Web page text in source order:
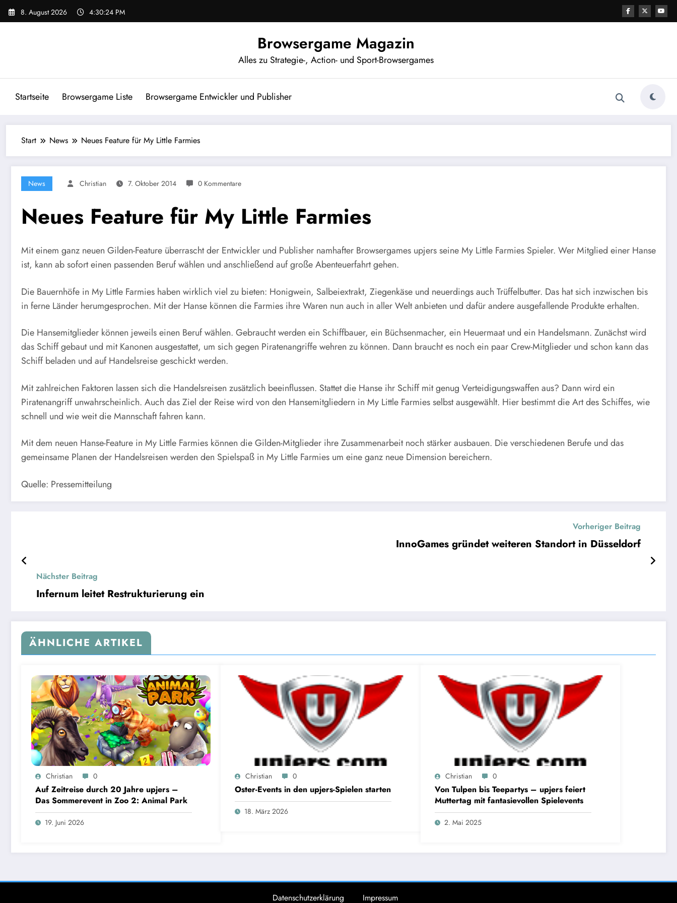
Zum
Inhalt
8. August 2026 4:30:24 PM
Browsergame Magazin
Alles zu Strategie-, Action- und Sport-Browsergames
Startseite Browsergame Liste Browsergame Entwickler und Publisher
Start News Neues Feature für My Little Farmies
News Christian 7. Oktober 2014 0 Kommentare
Neues Feature für My Little Farmies
Mit einem ganz neuen Gilden-Feature überrascht der Entwickler und Publisher namhafter Browsergames upjers seine My Little Farmies Spieler. Wer Mitglied einer Hanse
ist, kann ab sofort einen passenden Beruf wählen und anschließend auf große Abenteuerfahrt gehen.
Die Bauernhöfe in My Little Farmies haben wirklich viel zu bieten: Honigwein, Salbeiextrakt, Ziegenkäse und neuerdings auch Trüffelbutter. Das hat sich inzwischen bis
in ferne Länder herumgesprochen. Mit der Hanse können die Farmies ihre Waren nun auch in aller Welt anbieten und dafür andere ausgefallende Produkte erhalten.
Die Hansemitglieder können jeweils einen Beruf wählen. Gebraucht werden ein Schiffbauer, ein Büchsenmacher, ein Heuermaat und ein Handelsmann. Zunächst wird
das Schiff gebaut und mit Kanonen ausgestattet, um sich gegen Piratenangriffe wehren zu können. Dann braucht es noch ein paar Crew-Mitglieder und schon kann das
Schiff beladen und auf Handelsreise geschickt werden.
Mit zahlreichen Faktoren lassen sich die Handelsreisen zusätzlich beeinflussen. Stattet die Hanse ihr Schiff mit genug Verteidigungswaffen aus? Dann wird ein
Piratenangriff unwahrscheinlich. Auch das Ziel der Reise wird von den Hansemitgliedern in My Little Farmies selbst ausgewählt. Hier bestimmt die Art des Schiffes, wie
schnell und wie weit die Mannschaft fahren kann.
Mit dem neuen Hanse-Feature in My Little Farmies können die Gilden-Mitglieder ihre Zusammenarbeit noch stärker ausbauen. Die verschiedenen Berufe und das
gemeinsame Planen der Handelsreisen werden den Spielspaß in My Little Farmies um eine ganz neue Dimension bereichern.
Quelle: Pressemitteilung
Vorheriger Beitrag
InnoGames gründet weiteren Standort in Düsseldorf
Nächster Beitrag
Infernum leitet Restrukturierung ein
ÄHNLICHE ARTIKEL
Christian 0
Auf Zeitreise durch 20 Jahre upjers –
Das Sommerevent in Zoo 2: Animal Park
19. Juni 2026
Christian 0
Oster-Events in den upjers-Spielen starten
18. März 2026
Christian 0
Von Tulpen bis Teepartys – upjers feiert
Muttertag mit fantasievollen Spielevents
2. Mai 2025
Datenschutzerklärung Impressum